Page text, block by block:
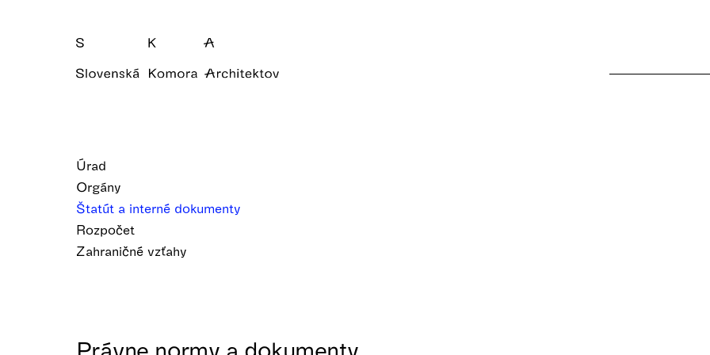
Úrad
Orgány
Štatút a interné dokumenty
Rozpočet
Zahraničné vzťahy
Právne normy a dokumenty